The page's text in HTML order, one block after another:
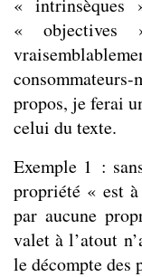
« intrinsèques
« objectives
propos, je ferai
celui du texte.
Exemple 1 :
propriété « est
par aucune
valet à l’atout
le décompte des